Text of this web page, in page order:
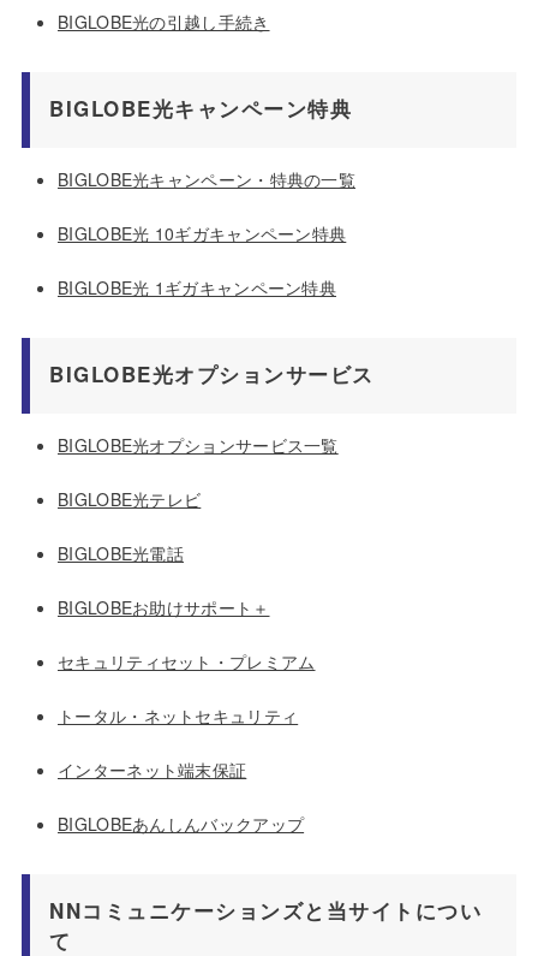
BIGLOBE光の引越し手続き
BIGLOBE光キャンペーン特典
BIGLOBE光キャンペーン・特典の一覧
BIGLOBE光 10ギガキャンペーン特典
BIGLOBE光 1ギガキャンペーン特典
BIGLOBE光オプションサービス
BIGLOBE光オプションサービス一覧
BIGLOBE光テレビ
BIGLOBE光電話
BIGLOBEお助けサポート＋
セキュリティセット・プレミアム
トータル・ネットセキュリティ
インターネット端末保証
BIGLOBEあんしんバックアップ
NNコミュニケーションズと当サイトについ
て